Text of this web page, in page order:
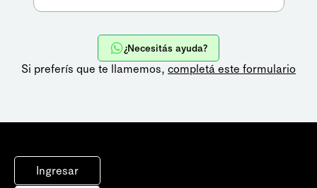
¿Necesitás ayuda?
Si preferís que te llamemos, completá este formulario
Ingresar